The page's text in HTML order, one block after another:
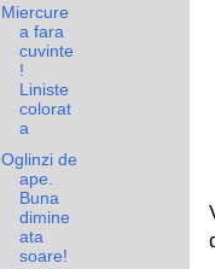
Miercure
a fara
cuvinte
!
Liniste
colorat
a
Oglinzi de
ape.
Buna
dimine
ata
soare!